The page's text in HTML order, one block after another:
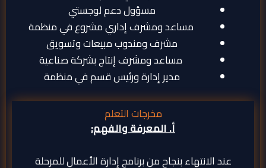
مسؤول دعم لوجستي
مساعد ومشرف إداري مشروع في منظمة
مشرف ومندوب مبيعات وتسويق
مساعد ومشرف إنتاج بشركة صناعية
مدير إدارة ورئيس قسم في منظمة
مخرجات التعلم
أ.المعرفة والفهم:
عند الانتهاء بنجاح من برنامج إدارة الأعمال للمرحلة